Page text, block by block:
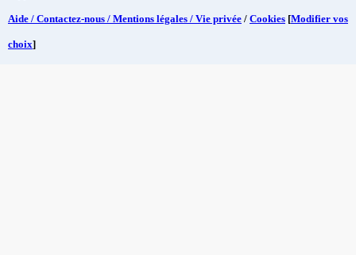
Aide / Contactez-nous / Mentions légales / Vie privée / Cookies [Modifier vos
choix]